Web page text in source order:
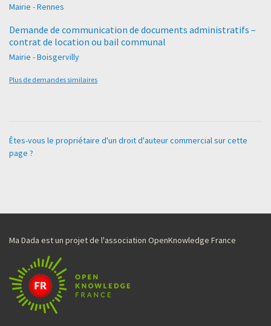
Mairie - Rennes
Demande de communication de documents administratifs –
contrat de location ou bail communal
Mairie - Boisgervilly
Plus de demandes similaires
Êtes-vous le propriétaire d'un droit d'auteur commercial sur cette
page ?
Ma Dada est un projet de l'association OpenKnowledge France